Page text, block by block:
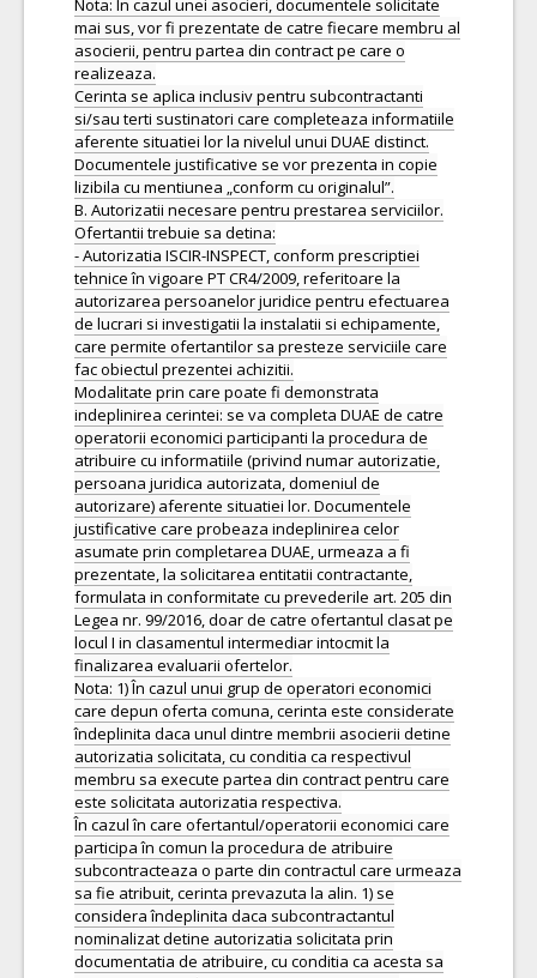
Nota: In cazul unei asocieri, documentele solicitate
mai sus, vor fi prezentate de catre fiecare membru al
asocierii, pentru partea din contract pe care o
realizeaza.
Cerinta se aplica inclusiv pentru subcontractanti
si/sau terti sustinatori care completeaza informatiile
aferente situatiei lor la nivelul unui DUAE distinct.
Documentele justificative se vor prezenta in copie
lizibila cu mentiunea „conform cu originalul”.
B. Autorizatii necesare pentru prestarea serviciilor.
Ofertantii trebuie sa detina:
- Autorizatia ISCIR-INSPECT, conform prescriptiei
tehnice în vigoare PT CR4/2009, referitoare la
autorizarea persoanelor juridice pentru efectuarea
de lucrari si investigatii la instalatii si echipamente,
care permite ofertantilor sa presteze serviciile care
fac obiectul prezentei achizitii.
Modalitate prin care poate fi demonstrata
indeplinirea cerintei: se va completa DUAE de catre
operatorii economici participanti la procedura de
atribuire cu informatiile (privind numar autorizatie,
persoana juridica autorizata, domeniul de
autorizare) aferente situatiei lor. Documentele
justificative care probeaza indeplinirea celor
asumate prin completarea DUAE, urmeaza a fi
prezentate, la solicitarea entitatii contractante,
formulata in conformitate cu prevederile art. 205 din
Legea nr. 99/2016, doar de catre ofertantul clasat pe
locul I in clasamentul intermediar intocmit la
finalizarea evaluarii ofertelor.
Nota: 1) În cazul unui grup de operatori economici
care depun oferta comuna, cerinta este considerate
îndeplinita daca unul dintre membrii asocierii detine
autorizatia solicitata, cu conditia ca respectivul
membru sa execute partea din contract pentru care
este solicitata autorizatia respectiva.
În cazul în care ofertantul/operatorii economici care
participa în comun la procedura de atribuire
subcontracteaza o parte din contractul care urmeaza
sa fie atribuit, cerinta prevazuta la alin. 1) se
considera îndeplinita daca subcontractantul
nominalizat detine autorizatia solicitata prin
documentatia de atribuire, cu conditia ca acesta sa